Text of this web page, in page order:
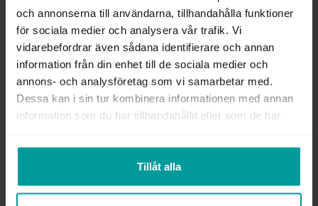
och annonserna till användarna, tillhandahålla funktioner
för sociala medier och analysera vår trafik. Vi
vidarebefordrar även sådana identifierare och annan
information från din enhet till de sociala medier och
annons- och analysföretag som vi samarbetar med.
Dessa kan i sin tur kombinera informationen med annan
information som du har tillhandahållit eller som de har
Tillåt alla
ANTAL DIAMANTER
16
DIAMANTSLIPNING
Briljant
DIAMANTFÄRG
River (D-E)
DIAMANTKLARHET
VVS
VIKT CA (GRAM)
2,78
TOTAL CARAT
0,19